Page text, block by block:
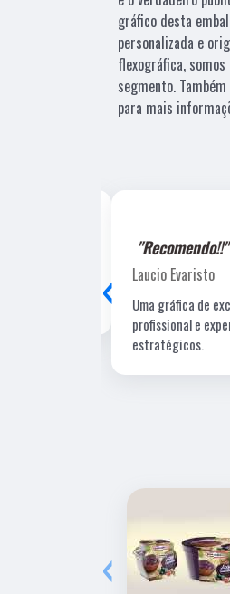
gráfico desta
personalizada e
flexográfica,
segmento.
para mais
"Recomendo!!"
Laucio Evaristo
Uma gráfica de
profissional e
estratégicos.
‹
‹